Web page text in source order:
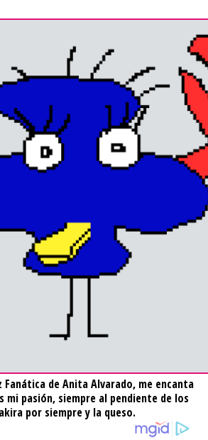
Fanática de Anita Alvarado, me encanta
mi pasión, siempre al pendiente de los
por siempre y la queso.